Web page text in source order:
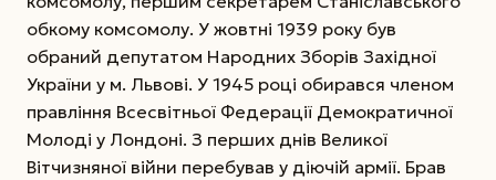
обкому комсомолу. У жовтні 1939 року був
обраний депутатом Народних Зборів Західної
України у м. Львові. У 1945 році обирався членом
правління Всесвітньої Федерації Демократичної
Молоді у Лондоні. З перших днів Великої
Вітчизняної війни перебував у діючій армії. Брав